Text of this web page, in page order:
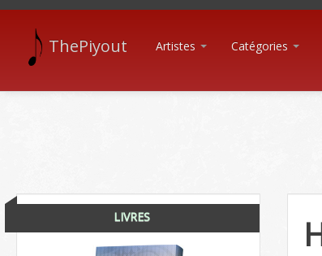
ThePiyout Artistes Catégories
LIVRES